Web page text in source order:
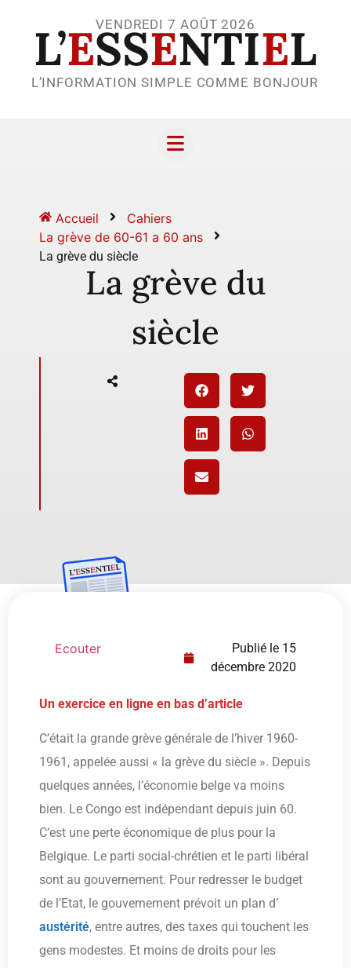
VENDREDI 7 AOÛT 2026
L’ESSENTIEL
L’INFORMATION SIMPLE COMME BONJOUR
Accueil
Cahiers
La grève de 60-61 a 60 ans
La grève du siècle
La grève du
siècle
Ecouter Publié le 15
décembre 2020
Un exercice en ligne en bas d’article
C’était la grande grève générale de l’hiver 1960-
1961, appelée aussi « la grève du siècle ». Depuis
quelques années, l’économie belge va moins
bien. Le Congo est indépendant depuis juin 60.
C’est une perte économique de plus pour la
Belgique. Le parti social-chrétien et le parti libéral
sont au gouvernement. Pour redresser le budget
de l’Etat, le gouvernement prévoit un plan d’
austérité, entre autres, des taxes qui touchent les
gens modestes. Et moins de droits pour les